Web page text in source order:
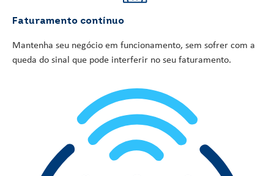
Faturamento contínuo
Mantenha seu negócio em funcionamento, sem sofrer com a
queda do sinal que pode interferir no seu faturamento.